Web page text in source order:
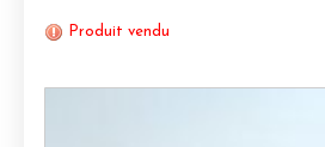
Produit vendu